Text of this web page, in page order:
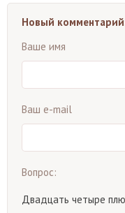
Новый
Ваше имя
Ваш e-mail
Вопрос:
Двадцать четыре